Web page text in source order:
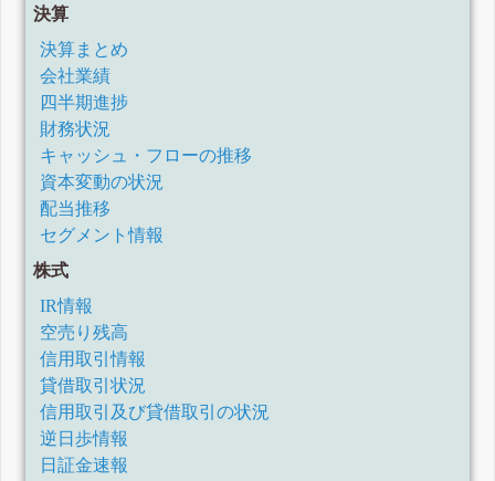
決算
決算まとめ
会社業績
四半期進捗
財務状況
キャッシュ・フローの推移
資本変動の状況
配当推移
セグメント情報
株式
IR情報
空売り残高
信用取引情報
貸借取引状況
信用取引及び貸借取引の状況
逆日歩情報
日証金速報